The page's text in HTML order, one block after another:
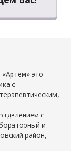
«Артем» это
с
с
и
район,